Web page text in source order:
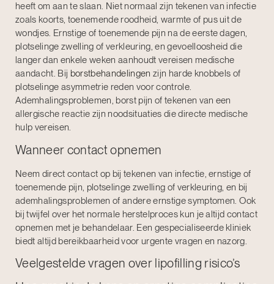
heeft om aan te slaan. Niet normaal zijn tekenen van infectie
zoals koorts, toenemende roodheid, warmte of pus uit de
wondjes. Ernstige of toenemende pijn na de eerste dagen,
plotselinge zwelling of verkleuring, en gevoelloosheid die
langer dan enkele weken aanhoudt vereisen medische
aandacht. Bij borstbehandelingen zijn harde knobbels of
plotselinge asymmetrie reden voor controle.
Ademhalingsproblemen, borst pijn of tekenen van een
allergische reactie zijn noodsituaties die directe medische
hulp vereisen.
Wanneer contact opnemen
Neem direct contact op bij tekenen van infectie, ernstige of
toenemende pijn, plotselinge zwelling of verkleuring, en bij
ademhalingsproblemen of andere ernstige symptomen. Ook
bij twijfel over het normale herstelproces kun je altijd contact
opnemen met je behandelaar. Een gespecialiseerde kliniek
biedt altijd bereikbaarheid voor urgente vragen en nazorg.
Veelgestelde vragen over lipofilling risico’s